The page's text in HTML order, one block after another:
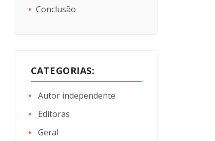
Conclusão
CATEGORIAS:
Autor independente
Editoras
Geral